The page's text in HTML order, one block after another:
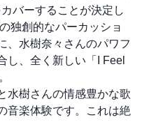
バーすることが決定し
独創的なパーカッショ
、水樹奈々さんのパワフ
し、全く新しい「I Feel
水樹さんの情感豊かな歌
音楽体験です。これは絶